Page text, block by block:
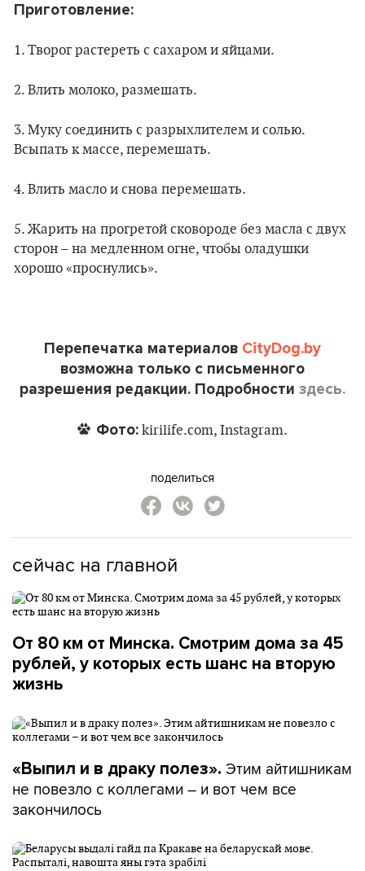
Приготовление:
1. Творог растереть с сахаром и яйцами.
2. Влить молоко, размешать.
3. Муку соединить с разрыхлителем и солью.
Всыпать к массе, перемешать.
4. Влить масло и снова перемешать.
5. Жарить на прогретой сковороде без масла с двух
сторон – на медленном огне, чтобы оладушки
хорошо «проснулись».
Перепечатка материалов CityDog.by
возможна только с письменного
разрешения редакции. Подробности здесь.
Фото: kirilife.com, Instagram.
поделиться
сейчас на главной
От 80 км от Минска. Смотрим дома за 45
рублей, у которых есть шанс на вторую
жизнь
«Выпил и в драку полез». Этим айтишникам
не повезло с коллегами – и вот чем все
закончилось